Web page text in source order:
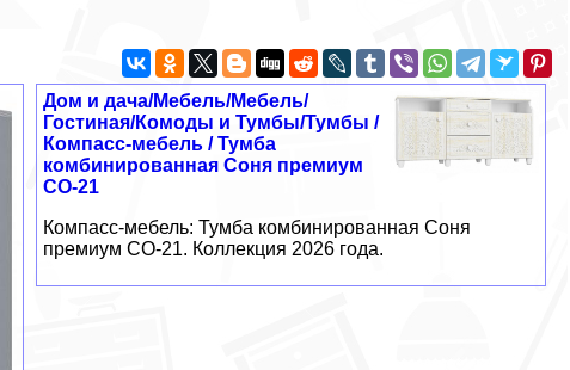
Дом и дача/Мебель/Мебель/
Гостиная/Комоды и Тумбы/Тумбы /
Компасс-мебель / Тумба
комбинированная Соня премиум
СО-21
Компасс-мебель: Тумба комбинированная Соня
премиум СО-21. Коллекция 2026 года.